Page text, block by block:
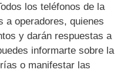
los teléfonos de la
a operadores, quienes
y darán respuestas a
informarte sobre la
o manifestar las